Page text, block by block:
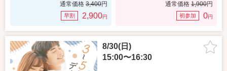
通常価格 3,400円
早割 2,900円
通常価格 1,900円
初参加 0円
8/30(日)
15:00〜16:30